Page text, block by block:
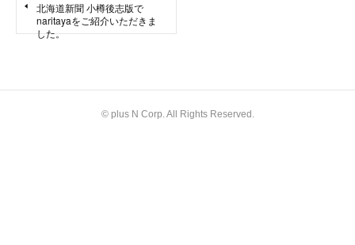
北海道新聞 小樽後志版で
naritayaをご紹介いただきま
した。
© plus N Corp. All Rights Reserved.